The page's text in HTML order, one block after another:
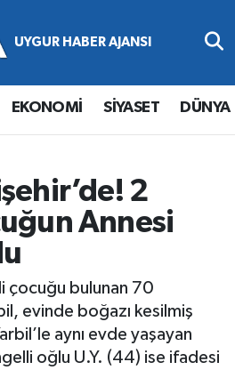
EKONOMİ SİYASET DÜNYA
2
Annesi
çocuğu bulunan 70
evinde boğazı kesilmiş
aynı evde yaşayan
oğlu U.Y. (44) ise ifadesi
ve Fikstür